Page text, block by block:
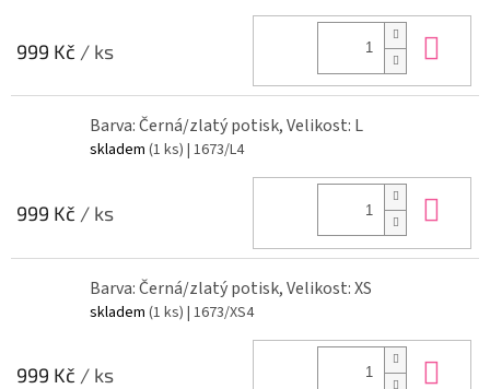
999 Kč / ks
Barva: Černá/zlatý potisk, Velikost: L
skladem (1 ks) | 1673/L4
999 Kč / ks
Barva: Černá/zlatý potisk, Velikost: XS
skladem (1 ks) | 1673/XS4
999 Kč / ks